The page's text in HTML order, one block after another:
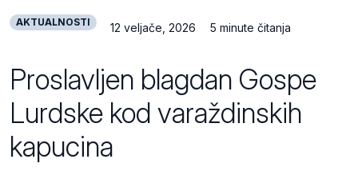
AKTUALNOSTI 12 veljače, 2026 5 minute čitanja
Proslavljen blagdan Gospe
Lurdske kod varaždinskih
kapucina